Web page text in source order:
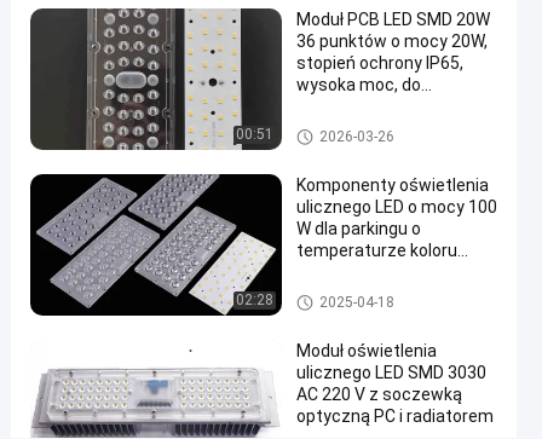
wysoka
oświetlenia
ulicznego
/
zewnętrznego
Komponenty
oświetlenia
ulicznego LED
2026-
03-26
poglądy
Rozmawiaj
#
części
składowe
00:51
Moduł PCB LED SMD 20W
36 punktów o mocy 20W,
stopień ochrony IP65,
wysoka moc, do
zewnętrznego
Komponenty oświetlenia ulicz
nego LED
2026-03-26
02:28
Komponenty oświetlenia
ulicznego LED o mocy 100
W dla parkingu o
temperaturze koloru
Komponenty oświetlenia ulicz
nego LED
2025-04-18
Moduł oświetlenia
ulicznego LED SMD 3030
AC 220 V z soczewką
optyczną PC i radiatorem